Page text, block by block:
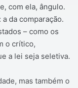
com ela, ângulo.
da comparação.
– como os
o crítico,
a lei seja seletiva.
mas também o